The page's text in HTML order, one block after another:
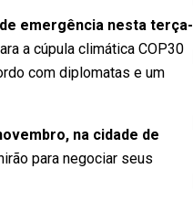
emergência nesta terça-
a cúpula climática COP30
com diplomatas e um
na cidade de
para negociar seus